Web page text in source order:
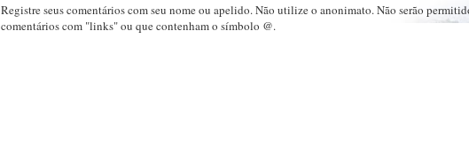
Registre seus comentários com seu nome ou apelido. Não utilize o anonimato. Não serão
comentários com "links" ou que contenham o símbolo @.